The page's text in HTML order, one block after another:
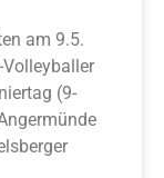
am 9.5.
(9-